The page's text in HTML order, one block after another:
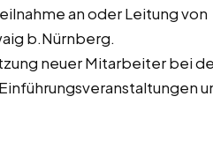
an oder Leitung von
b.Nürnberg.
neuer Mitarbeiter bei